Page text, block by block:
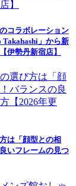
コラボレーション
」から新
伊勢丹新宿店】
は「顔型との相
いフレームの見つ